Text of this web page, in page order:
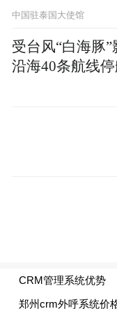
起点上，国际
鼓励更多国际
中国驻泰国大使馆
受台风“白海豚
沿海40条航线